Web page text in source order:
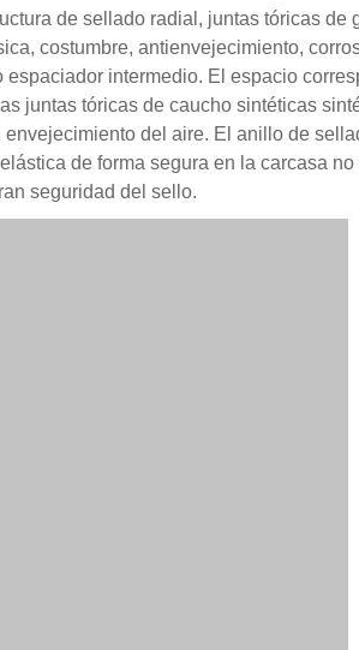
de sellado radial, juntas tóricas de
costumbre, antienvejecimiento,
intermedio. El espacio
juntas tóricas de caucho sintéticas
del aire. El anillo de
de forma segura en la carcasa
seguridad del sello.